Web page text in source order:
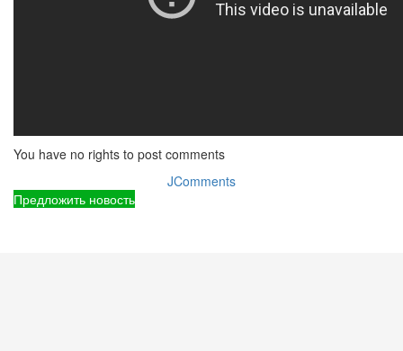
You have no rights to post comments
JComments
Предложить новость